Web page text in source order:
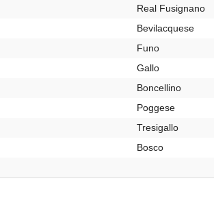
Real Fusignano
Bevilacquese
Funo
Gallo
Boncellino
Poggese
Tresigallo
Bosco